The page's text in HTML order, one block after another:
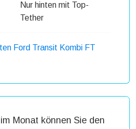
Nur hinten mit Top-
Tether
Ford Transit Kombi FT
Monat können Sie den